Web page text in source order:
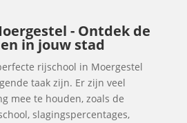
- Ontdek de
in jouw stad
rijschool in Moergestel
taak zijn. Er zijn veel
mee te houden, zoals de
slagingspercentages,